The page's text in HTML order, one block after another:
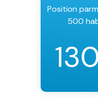
Position
500